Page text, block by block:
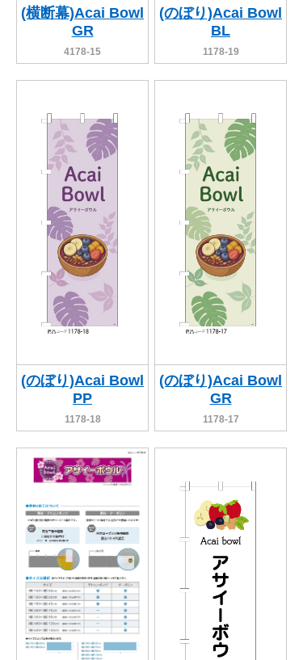
(横断幕)Acai Bowl
GR
4178-15
(のぼり)Acai Bowl
BL
1178-19
(のぼり)Acai Bowl
PP
1178-18
(のぼり)Acai Bowl
GR
1178-17